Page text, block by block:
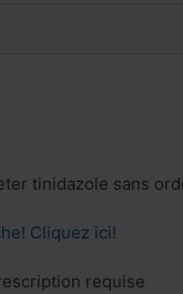
tinidazole sans
Cliquez ici!
requise